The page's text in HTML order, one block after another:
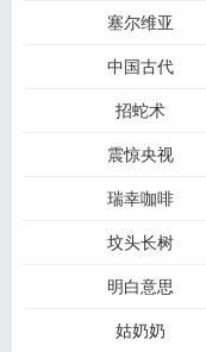
塞尔维亚
中国古代
招蛇术
震惊央视
瑞幸咖啡
坟头长树
明白意思
姑奶奶